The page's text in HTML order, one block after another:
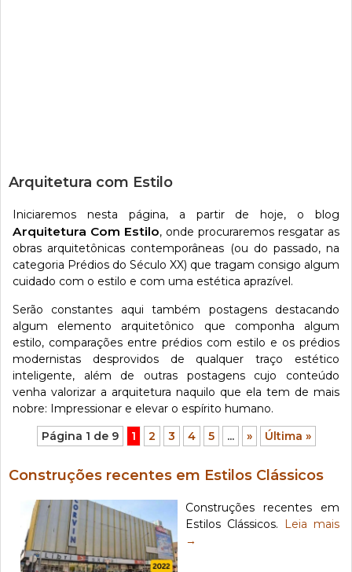
Arquitetura com Estilo
Iniciaremos nesta página, a partir de hoje, o blog
Arquitetura Com Estilo, onde procuraremos resgatar as
obras arquitetônicas contemporâneas (ou do passado, na
categoria Prédios do Século XX) que tragam consigo algum
cuidado com o estilo e com uma estética aprazível.
Serão constantes aqui também postagens destacando
algum elemento arquitetônico que componha algum
estilo, comparações entre prédios com estilo e os prédios
modernistas desprovidos de qualquer traço estético
inteligente, além de outras postagens cujo conteúdo
venha valorizar a arquitetura naquilo que ela tem de mais
nobre: Impressionar e elevar o espírito humano.
Página 1 de 9
1 2 3 4 5 ... » Última »
Construções recentes em Estilos Clássicos
Construções recentes em
Estilos Clássicos.
Leia mais
→